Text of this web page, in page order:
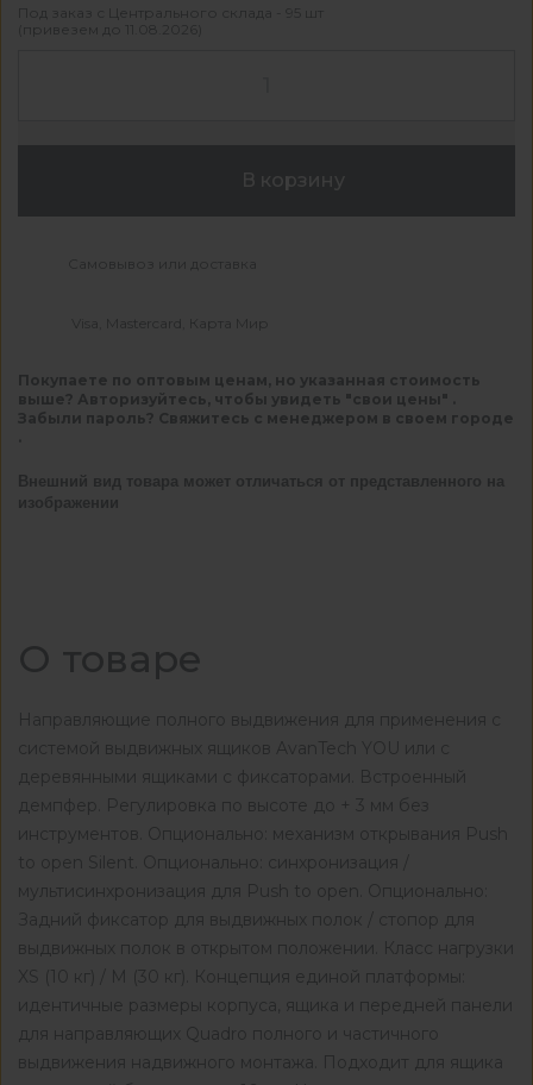
Под заказ с Центрального склада - 95 шт
(привезем до 11.08.2026)
В корзину
Самовывоз или доставка
Visa, Mastercard, Карта Мир
Покупаете по оптовым ценам, но указанная стоимость
выше? Авторизуйтесь, чтобы увидеть "свои цены" .
Забыли пароль? Свяжитесь с менеджером в своем городе
Внешний вид товара может отличаться от представленного на
изображении
О товаре
Направляющие полного выдвижения для применения с
системой выдвижных ящиков AvanTech YOU или с
деревянными ящиками с фиксаторами. Встроенный
демпфер. Регулировка по высоте до + 3 мм без
инструментов. Опционально: механизм открывания Push
to open Silent. Опционально: синхронизация /
мультисинхронизация для Push to open. Опционально:
Задний фиксатор для выдвижных полок / стопор для
выдвижных полок в открытом положении. Класс нагрузки
XS (10 кг) / M (30 кг). Концепция единой платформы:
идентичные размеры корпуса, ящика и передней панели
для направляющих Quadro полного и частичного
выдвижения надвижного монтажа. Подходит для ящика